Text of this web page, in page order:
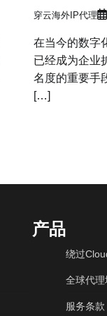
穿云海外IP代理
在当今的数字
已经成为企业
名度的重要手
[…]
产品
绕过
全球代理
服务条款